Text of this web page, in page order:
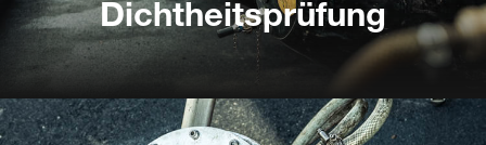
Dichtheitsprüfung